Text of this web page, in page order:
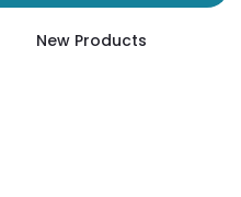
New Products